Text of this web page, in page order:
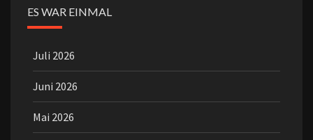
ES WAR EINMAL
Juli 2026
Juni 2026
Mai 2026